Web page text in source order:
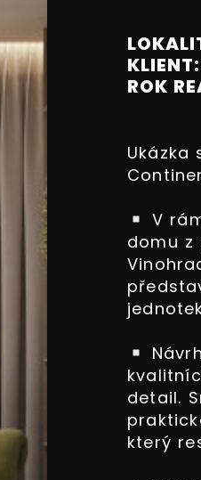
ROK
Ukázka
V
domu z
detail.
který